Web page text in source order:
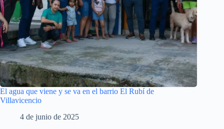
El agua que viene y se va en el barrio El Rubí de
Villavicencio
4 de junio de 2025